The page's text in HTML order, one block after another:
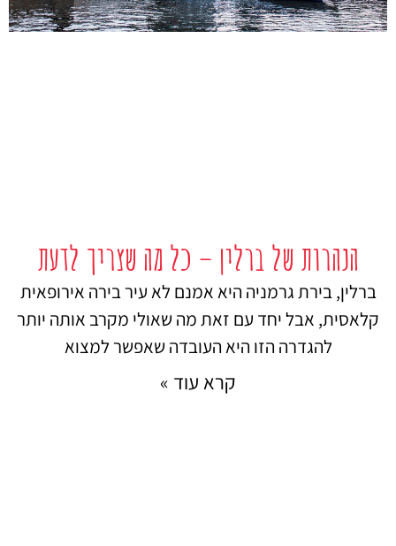
הנהרות של ברלין – כל מה שצריך לדעת
ברלין, בירת גרמניה היא אמנם לא עיר בירה אירופאית
קלאסית, אבל יחד עם זאת מה שאולי מקרב אותה יותר
להגדרה הזו היא העובדה שאפשר למצוא
קרא עוד »